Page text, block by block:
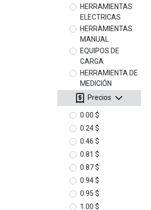
HERRAMIENTAS
ELECTRICAS
HERRAMIENTAS
MANUAL
EQUIPOS DE
CARGA
HERRAMIENTA DE
MEDICIÓN
Precios
0.00 $
0.24 $
0.46 $
0.81 $
0.87 $
0.94 $
0.95 $
1.00 $